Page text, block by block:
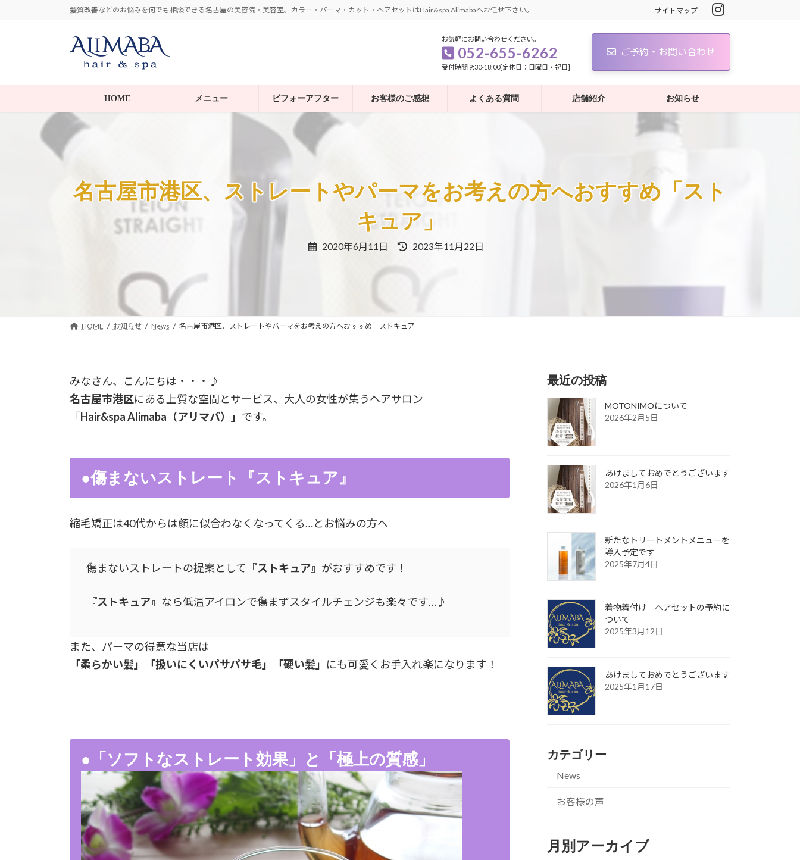
髪質改善などのお悩みを何でも相談できる名古屋の美容院・美容室。カラー・パーマ・カット・ヘアセットはHair&spa Alimabaへお任せ下さい。 サイトマップ
お気軽にお問い合わせください。
052-655-6262
受付時間 9:30-18:00[定休日：日曜日・祝日]
ご予約・お問い合わせ
HOME メニュー ビフォーアフター お客様のご感想 よくある質問 店舗紹介 お知らせ
名古屋市港区、ストレートやパーマをお考えの方へおすすめ「スト
キュア」
2020年6月11日
最
2023年11月22日
HOME お知らせ News 名古屋市港区、ストレートやパーマをお考えの方へおすすめ「ストキュア」
みなさん、こんにちは・・・♪
名古屋市港区にある上質な空間とサービス、大人の女性が集うヘアサロン
「Hair&spa Alimaba（アリマバ）」 です。
●傷まないストレート『ストキュア』
縮毛矯正は40代からは顔に似合わなくなってくる…とお悩みの方へ
傷まないストレートの提案として 『ストキュア』 がおすすめです！
『ストキュア』 なら低温アイロンで傷まずスタイルチェンジも楽々です…♪
また、パーマの得意な当店は
「柔らかい髪」「扱いにくいパサパサ毛」「硬い髪」 にも可愛くお手入れ楽になります！
●「ソフトなストレート効果」と「極上の質感」
最近の投稿
MOTONIMOについて
2026年2月5日
あけましておめでとうございます
2026年1月6日
新たなトリートメントメニューを
導入予定です
2025年7月4日
着物着付け ヘアセットの予約に
ついて
2025年3月12日
あけましておめでとうございます
2025年1月17日
カテゴリー
News
お客様の声
月別アーカイブ